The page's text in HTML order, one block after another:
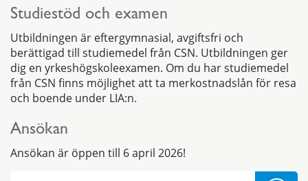
Studiestöd och examen
Utbildningen är eftergymnasial, avgiftsfri och
berättigad till studiemedel från CSN. Utbildningen ger
dig en yrkeshögskoleexamen. Om du har studiemedel
från CSN finns möjlighet att ta merkostnadslån för resa
och boende under LIA:n.
Ansökan
Ansökan är öppen till 6 april 2026!